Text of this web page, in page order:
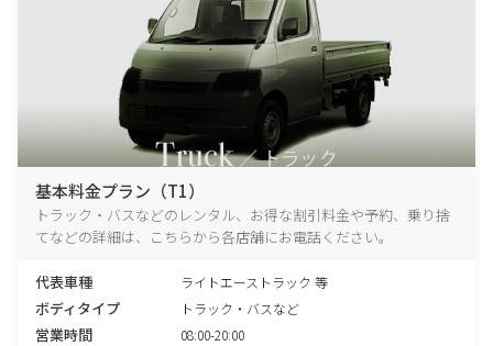
基本料金プラン（T1）
トラック・バスなどのレンタル、お得な割引料金や予約、乗り捨
てなどの詳細は、こちらから各店舗にお電話ください。
代表車種 ライトエーストラック 等
ボディタイプ トラック・バスなど
営業時間 08:00-20:00